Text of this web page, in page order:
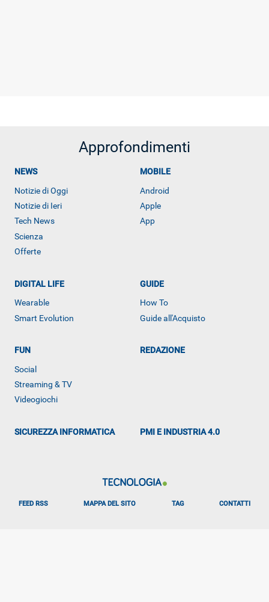
Approfondimenti
NEWS
Notizie di Oggi
Notizie di Ieri
Tech News
Scienza
Offerte
MOBILE
Android
Apple
App
DIGITAL LIFE
Wearable
Smart Evolution
GUIDE
How To
Guide all'Acquisto
FUN
Social
Streaming & TV
Videogiochi
REDAZIONE
SICUREZZA INFORMATICA PMI E INDUSTRIA 4.0
FEED RSS MAPPA DEL SITO TAG CONTATTI